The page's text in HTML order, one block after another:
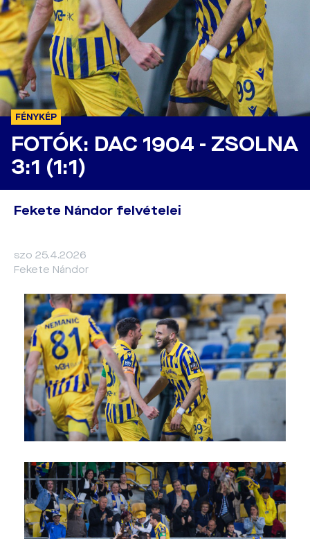
FÉNYKÉP
FOTÓK: DAC 1904 - ZSOLNA
3:1 (1:1)
Fekete Nándor felvételei
szo 25.4.2026
Fekete Nándor